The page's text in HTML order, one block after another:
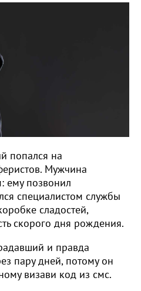
попался на
Мужчина
ему позвонил
специалистом службы
сладостей,
скорого дня рождения.
и правда
пару дней, потому он
визави код из смс.